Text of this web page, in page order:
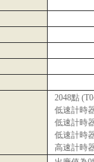
2048點
低速計時
低速計時
低速計時
高速計時